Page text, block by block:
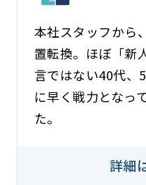
本社スタッフから
置転換。ほぼ「新
言ではない40代、
に早く戦力となっ
た。
詳細